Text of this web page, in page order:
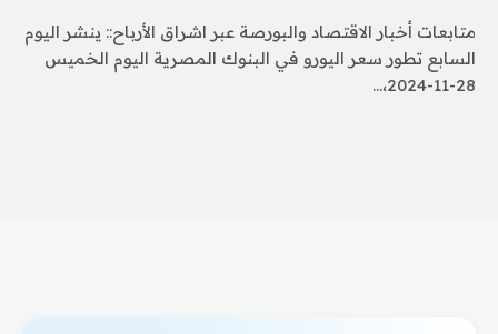
متابعات أخبار الاقتصاد والبورصة عبر اشراق الأرباح:: ينشر اليوم
السابع تطور سعر اليورو في البنوك المصرية اليوم الخميس
28-11-2024،…